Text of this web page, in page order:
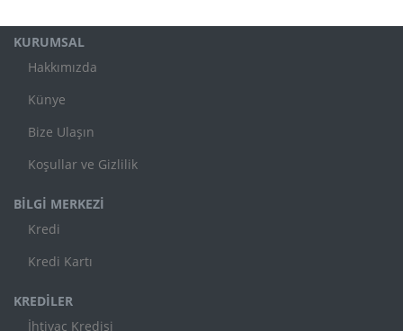
KURUMSAL
Hakkımızda
Künye
Bize Ulaşın
Koşullar ve Gizlilik
BİLGİ MERKEZİ
Kredi
Kredi Kartı
KREDİLER
İhtiyaç Kredisi